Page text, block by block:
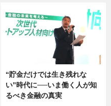
“貯金だけでは生き残れな
い”時代に──いま働く人が知
るべき金融の真実